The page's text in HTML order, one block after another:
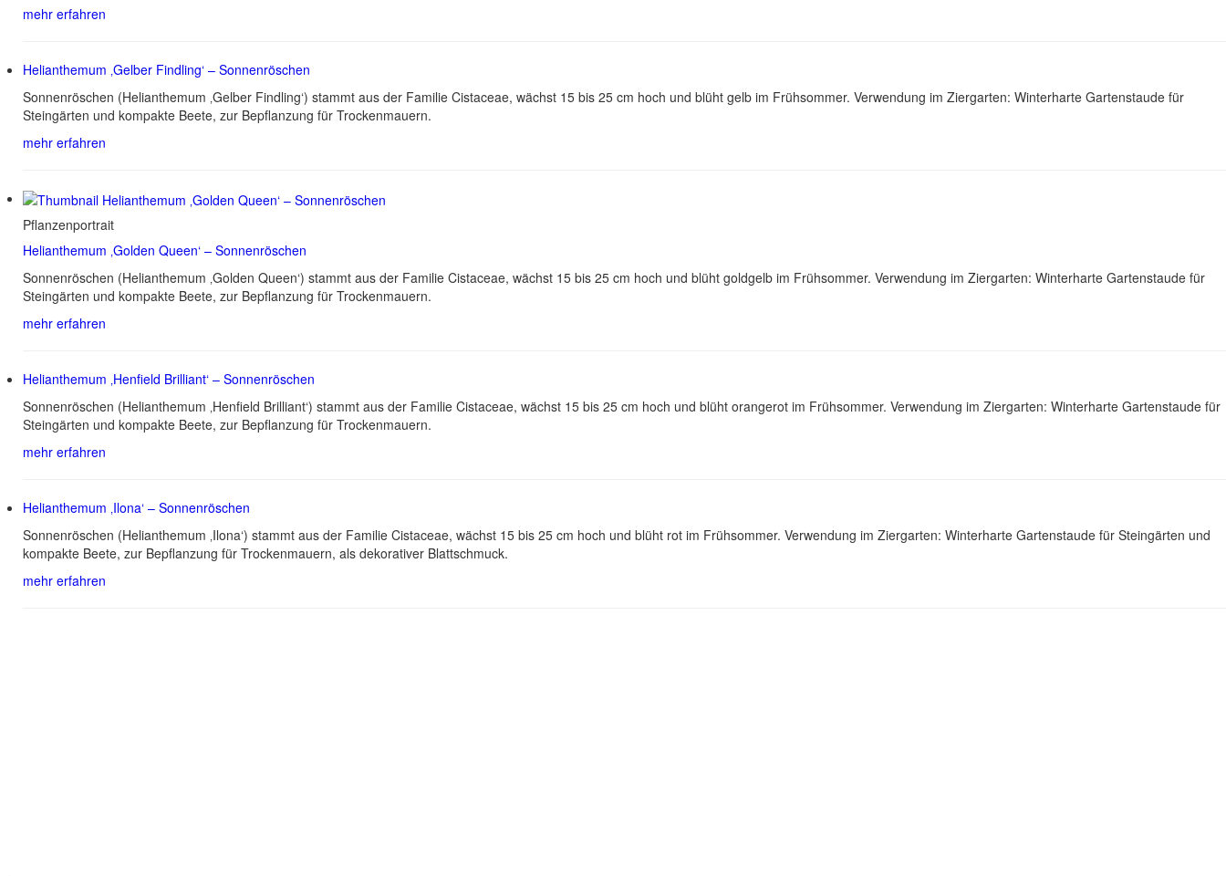
mehr erfahren
Helianthemum ‚Gelber Findling‘ – Sonnenröschen
Sonnenröschen (Helianthemum ‚Gelber Findling‘) stammt aus der Familie Cistaceae, wächst 15 bis 25 cm hoch und blüht gelb im Frühsommer. Verwendung im Ziergarten: Winterharte Gartenstaude für
Steingärten und kompakte Beete, zur Bepflanzung für Trockenmauern.
mehr erfahren
Pflanzenportrait
Helianthemum ‚Golden Queen‘ – Sonnenröschen
Sonnenröschen (Helianthemum ‚Golden Queen‘) stammt aus der Familie Cistaceae, wächst 15 bis 25 cm hoch und blüht goldgelb im Frühsommer. Verwendung im Ziergarten: Winterharte Gartenstaude für
Steingärten und kompakte Beete, zur Bepflanzung für Trockenmauern.
mehr erfahren
Helianthemum ‚Henfield Brilliant‘ – Sonnenröschen
Sonnenröschen (Helianthemum ‚Henfield Brilliant‘) stammt aus der Familie Cistaceae, wächst 15 bis 25 cm hoch und blüht orangerot im Frühsommer. Verwendung im Ziergarten: Winterharte Gartenstaude für
Steingärten und kompakte Beete, zur Bepflanzung für Trockenmauern.
mehr erfahren
Helianthemum ‚Ilona‘ – Sonnenröschen
Sonnenröschen (Helianthemum ‚Ilona‘) stammt aus der Familie Cistaceae, wächst 15 bis 25 cm hoch und blüht rot im Frühsommer. Verwendung im Ziergarten: Winterharte Gartenstaude für Steingärten und
kompakte Beete, zur Bepflanzung für Trockenmauern, als dekorativer Blattschmuck.
mehr erfahren